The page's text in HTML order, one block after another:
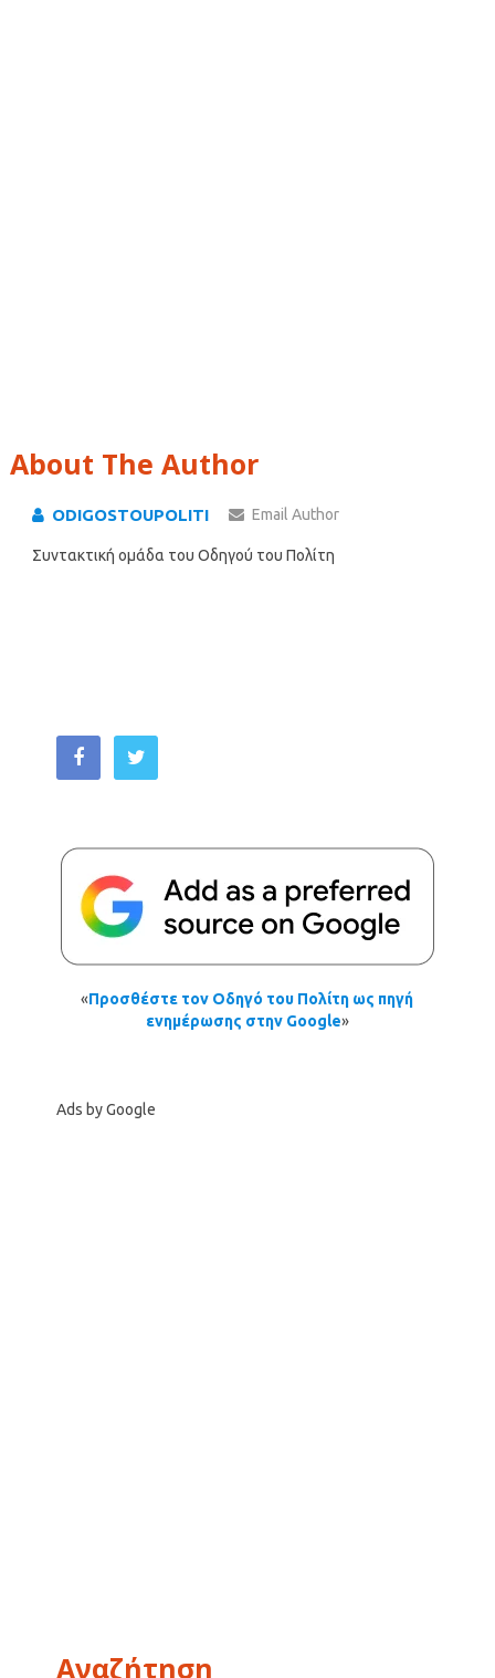
About The Author
ODIGOSTOUPOLITI Email Author
Συντακτική ομάδα του Οδηγού του Πολίτη
«Προσθέστε τον Οδηγό του Πολίτη ως πηγή
ενημέρωσης στην Google»
Ads by Google
Αναζήτηση